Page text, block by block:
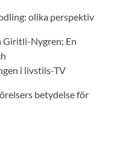
olika perspektiv
Nygren: En
i livstils-TV
betydelse för